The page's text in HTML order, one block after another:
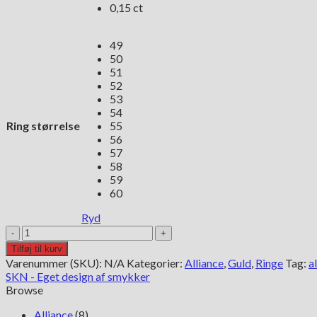
0,15 ct
Ring størrelse
49
50
51
52
53
54
55
56
57
58
59
60
Ryd
SKN
14
kt
rødguld
alliance
ring
3
Tilføj til kurv
Varenummer (SKU): N/A Kategorier: Alliance,Guld, Ringe Tag:
SKN - Eget design af smykker
Browse